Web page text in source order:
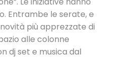
Entrambe le serate, e
più apprezzate di
alle colonne
dj set e musica dal